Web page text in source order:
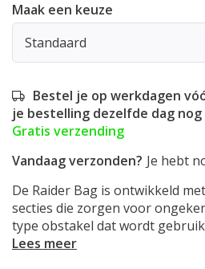
Maak een keuze
Standaard
Bestel je op werkdagen
je bestelling dezelfde dag
Gratis verzending
Vandaag verzonden? Je hebt
De Raider Bag is ontwikkeld
secties die zorgen voor
type obstakel dat wordt
Lees meer